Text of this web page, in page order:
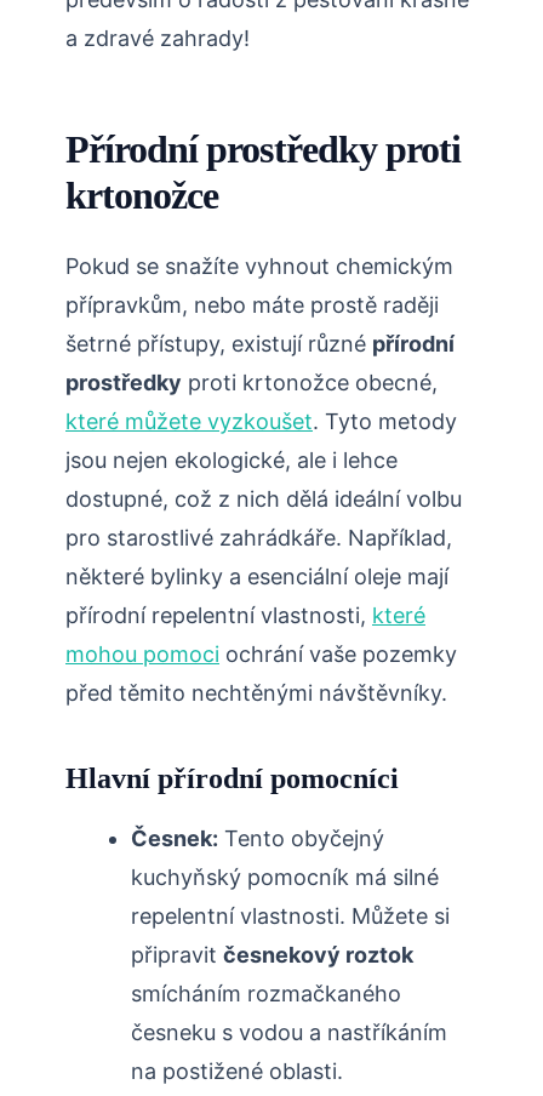
a zdravé zahrady!
Přírodní prostředky proti
krtonožce
Pokud se snažíte vyhnout chemickým
‍přípravkům, nebo máte prostě raději
šetrné‍ přístupy, existují různé přírodní‍
prostředky proti krtonožce obecné,
které můžete vyzkoušet. Tyto metody
jsou nejen ekologické, ale i lehce
dostupné, ‌což z nich dělá ⁢ideální volbu
pro starostlivé ‌zahrádkáře. Například,
některé bylinky a esenciální oleje mají
přírodní ‍repelentní vlastnosti, které
mohou pomoci ochrání vaše pozemky
před těmito nechtěnými návštěvníky.
Hlavní ​přírodní pomocníci
Česnek: Tento obyčejný
kuchyňský pomocník má silné
repelentní vlastnosti. Můžete si
připravit česnekový ⁤roztok
smícháním rozmačkaného
⁣česneku s vodou a nastříkáním
na postižené oblasti.